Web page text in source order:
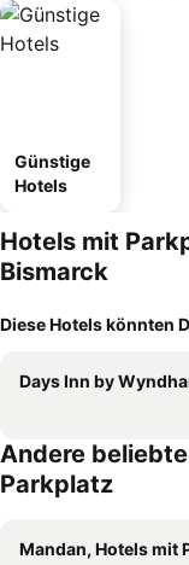
Günstige
Hotels
Hotels mit
Bismarck
Diese Hotels könnten
Days Inn by Wyndham
Andere
Parkplatz
Mandan, Hotels mit